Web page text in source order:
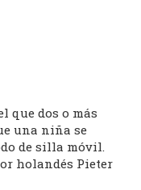
que dos o más
una niña se
de silla móvil.
holandés Pieter